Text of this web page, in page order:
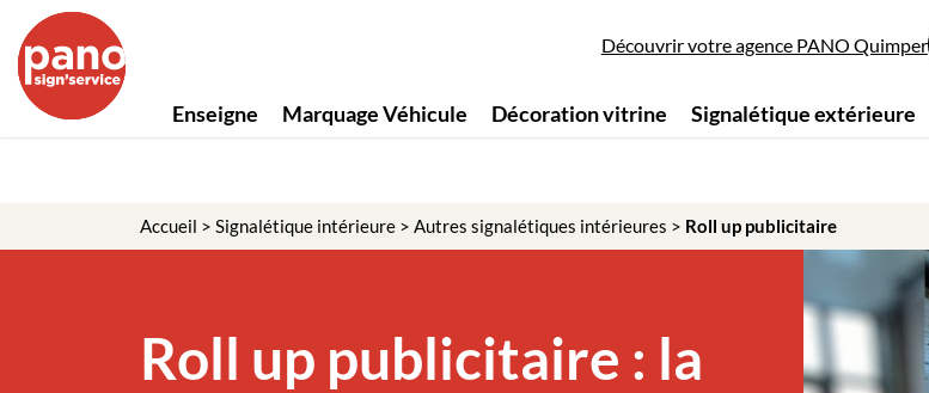
Enseigne Marquage Véhicule Décoration vitrine Signalétique extérieure
Découvrir votre agence PANO Quimper
Accueil > Signalétique intérieure > Autres signalétiques intérieures > Roll up publicitaire
Roll up publicitaire : la